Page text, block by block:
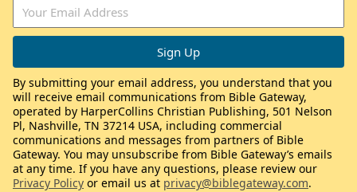
By submitting your email address, you understand that you
will receive email communications from Bible Gateway,
operated by HarperCollins Christian Publishing, 501 Nelson
Pl, Nashville, TN 37214 USA, including commercial
communications and messages from partners of Bible
Gateway. You may unsubscribe from Bible Gateway’s emails
at any time. If you have any questions, please review our
Privacy Policy or email us at privacy@biblegateway.com.